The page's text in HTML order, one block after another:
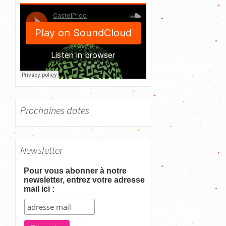
Prochaines dates
Newsletter
Pour vous abonner à notre
newsletter, entrez votre adresse
mail ici :